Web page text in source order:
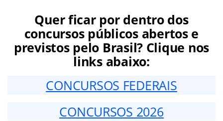
Quer ficar por dentro dos
concursos públicos abertos e
previstos pelo Brasil? Clique nos
links abaixo:
CONCURSOS FEDERAIS
CONCURSOS 2026